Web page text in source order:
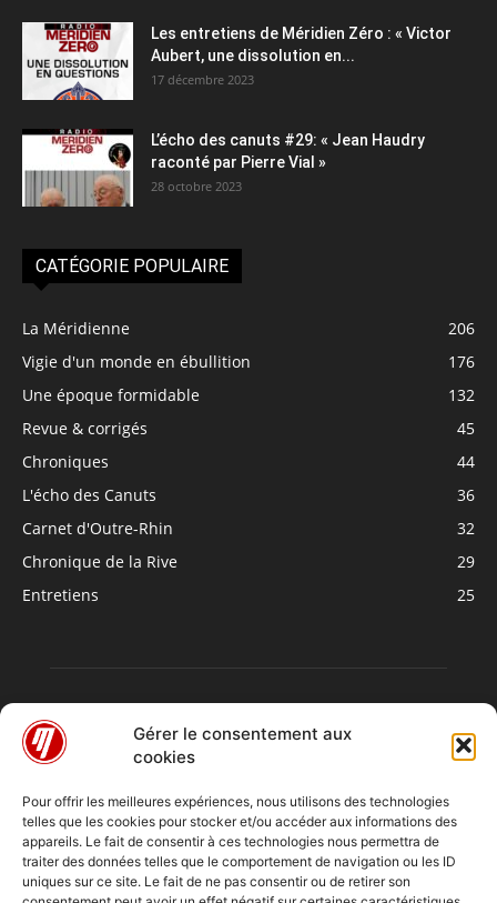
Gérer le consentement aux
cookies
Pour offrir les meilleures expériences, nous utilisons des technologies
telles que les cookies pour stocker et/ou accéder aux informations des
appareils. Le fait de consentir à ces technologies nous permettra de
traiter des données telles que le comportement de navigation ou les ID
uniques sur ce site. Le fait de ne pas consentir ou de retirer son
Les entretiens de Méridien Zéro : « Victor
Aubert, une dissolution en...
17 décembre 2023
L’écho des canuts #29: « Jean Haudry
raconté par Pierre Vial »
28 octobre 2023
CATÉGORIE POPULAIRE
La Méridienne
206
Vigie d'un monde en ébullition
176
Une époque formidable
132
Revue & corrigés
45
Chroniques
44
L'écho des Canuts
36
Carnet d'Outre-Rhin
32
Chronique de la Rive
29
Entretiens
25
À PROPOS